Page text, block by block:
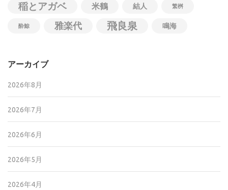
稲とアガベ 米鶴 結人 繁桝
酔鯨 雅楽代 飛良泉 鳴海
アーカイブ
2026年8月
2026年7月
2026年6月
2026年5月
2026年4月